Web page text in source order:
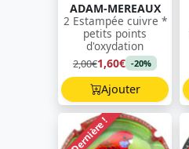
ADAM-MEREAUX
2 Estampée cuivre *
petits points
d'oxydation
2,00€1,60€ -20%
Ajouter
Dernière !